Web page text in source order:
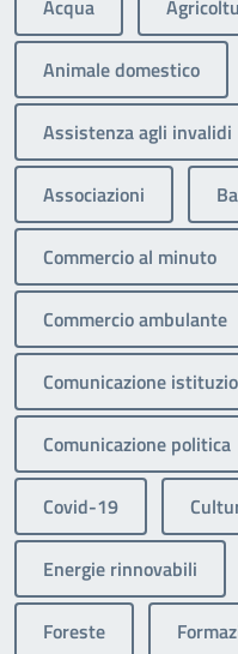
Acqua
Animale domestico
Assistenza agli invalidi
Associazioni
Commercio al minuto
Commercio ambulante
Comunicazione
Comunicazione politica
Covid-19
Energie rinnovabili
Foreste